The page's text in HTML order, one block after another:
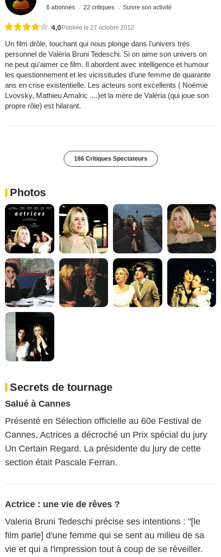
6 abonnés 22 critiques Suivre son activité
4,0 Publiée le 27 octobre 2012
Un film drôle, touchant qui nous plonge dans l'univers trés
personnel de Valéria Bruni Tedeschi. Si on aime son univers on
ne peut qu'aimer ce film. Il abordent avec intelligence et humour
les questionnement et les vicissitudes d'une femme de quarante
ans en crise existentielle. Les acteurs sont excellents ( Noémie
Lvovsky, Mathieu Amalric ....)et la mère de Valéria (qui joue son
propre rôle) est hilarant.
186 Critiques Spectateurs
Photos
Secrets de tournage
Salué à Cannes
Présenté en Sélection officielle au 60e Festival de
Cannes, Actrices a décroché un Prix spécial du jury
Un Certain Regard. La présidente du jury de cette
section était Pascale Ferran.
Actrice : une vie de rêves ?
Valeria Bruni Tedeschi précise ses intentions : "[le
film parle] d'une femme qui se sent au milieu de sa
vie et qui a l'impression tout à coup de se réveiller.